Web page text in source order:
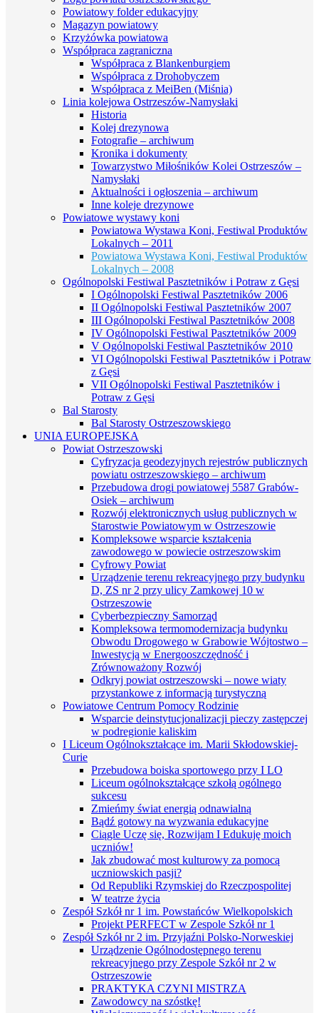
Powiatowy folder edukacyjny
Magazyn powiatowy
Krzyżówka powiatowa
Współpraca zagraniczna
Współpraca z Blankenburgiem
Współpraca z Drohobyczem
Współpraca z MeiBen (Miśnia)
Linia kolejowa Ostrzeszów-Namysłaki
Historia
Kolej drezynowa
Fotografie – archiwum
Kronika i dokumenty
Towarzystwo Miłośników Kolei Ostrzeszów –
Namysłaki
Aktualności i ogłoszenia – archiwum
Inne koleje drezynowe
Powiatowe wystawy koni
Powiatowa Wystawa Koni, Festiwal Produktów
Lokalnych – 2011
Powiatowa Wystawa Koni, Festiwal Produktów
Lokalnych – 2008
Ogólnopolski Festiwal Pasztetników i Potraw z Gęsi
I Ogólnopolski Festiwal Pasztetników 2006
II Ogólnopolski Festiwal Pasztetników 2007
III Ogólnopolski Festiwal Pasztetników 2008
IV Ogólnopolski Festiwal Pasztetników 2009
V Ogólnopolski Festiwal Pasztetników 2010
VI Ogólnopolski Festiwal Pasztetników i Potraw
z Gęsi
VII Ogólnopolski Festiwal Pasztetników i
Potraw z Gęsi
Bal Starosty
Bal Starosty Ostrzeszowskiego
UNIA EUROPEJSKA
Powiat Ostrzeszowski
Cyfryzacja geodezyjnych rejestrów publicznych
powiatu ostrzeszowskiego – archiwum
Przebudowa drogi powiatowej 5587 Grabów-
Osiek – archiwum
Rozwój elektronicznych usług publicznych w
Starostwie Powiatowym w Ostrzeszowie
Kompleksowe wsparcie kształcenia
zawodowego w powiecie ostrzeszowskim
Cyfrowy Powiat
Urządzenie terenu rekreacyjnego przy budynku
D, ZS nr 2 przy ulicy Zamkowej 10 w
Ostrzeszowie
Cyberbezpieczny Samorząd
Kompleksowa termomodernizacja budynku
Obwodu Drogowego w Grabowie Wójtostwo –
Inwestycją w Energooszczędność i
Zrównoważony Rozwój
Odkryj powiat ostrzeszowski – nowe wiaty
przystankowe z informacją turystyczną
Powiatowe Centrum Pomocy Rodzinie
Wsparcie deinstytucjonalizacji pieczy zastępczej
w podregionie kaliskim
I Liceum Ogólnokształcące im. Marii Skłodowskiej-
Curie
Przebudowa boiska sportowego przy I LO
Liceum ogólnokształcące szkołą ogólnego
sukcesu
Zmieńmy świat energią odnawialną
Bądź gotowy na wyzwania edukacyjne
Ciągle Uczę się, Rozwijam I Edukuję moich
uczniów!
Jak zbudować most kulturowy za pomocą
uczniowskich pasji?
Od Republiki Rzymskiej do Rzeczpospolitej
W teatrze życia
Zespół Szkół nr 1 im. Powstańców Wielkopolskich
Projekt PERFECT w Zespole Szkół nr 1
Zespół Szkół nr 2 im. Przyjaźni Polsko-Norweskiej
Urządzenie Ogólnodostępnego terenu
rekreacyjnego przy Zespole Szkół nr 2 w
Ostrzeszowie
PRAKTYKA CZYNI MISTRZA
Zawodowcy na szóstkę!